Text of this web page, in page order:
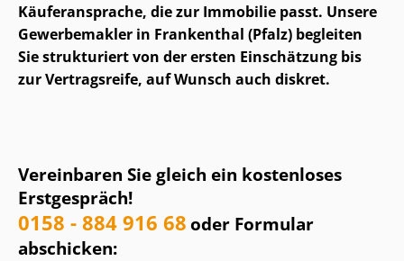
Käuferansprache, die zur Immobilie passt. Unsere
Gewerbemakler in Frankenthal (Pfalz) begleiten
Sie strukturiert von der ersten Einschätzung bis
zur Vertragsreife, auf Wunsch auch diskret.
Vereinbaren Sie gleich ein kostenloses
Erstgespräch!
0158 - 884 916 68oder Formular
abschicken: